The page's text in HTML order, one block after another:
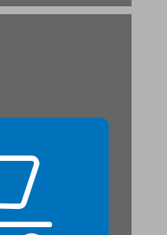
מילים מארגנות להבנה ולכתיבה ... 28